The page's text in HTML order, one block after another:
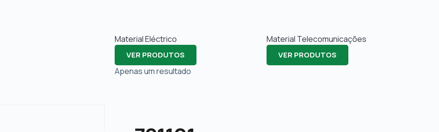
Material Eléctrico
VER PRODUTOS
Material Telecomunicações
VER PRODUTOS
Apenas um resultado